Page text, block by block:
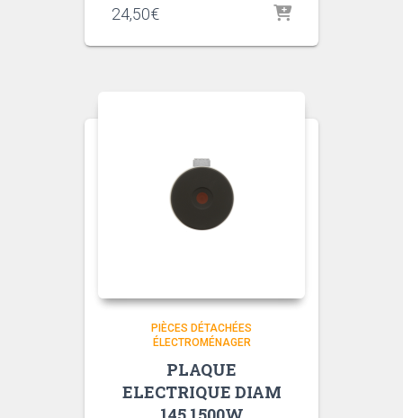
24,50€
PIÈCES DÉTACHÉES
ÉLECTROMÉNAGER
PLAQUE
ELECTRIQUE DIAM